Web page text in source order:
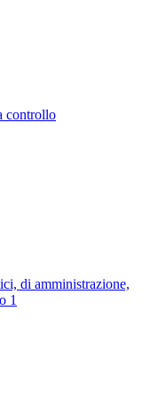
controllo
di amministrazione,
1